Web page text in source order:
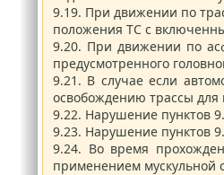
9.19. При движении по
положения ТС с
9.20. При движении по
предусмотренного
9.21. В случае если
освобождению трассы для
9.22. Нарушение пунктов
9.23. Нарушение пунктов
9.24. Во время
применением мускульной